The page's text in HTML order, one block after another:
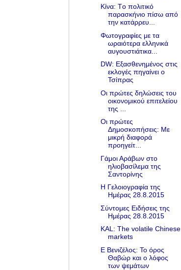
Κίνα: Tο πολιτικό
παρασκήνιο πίσω από
την κατάρρευ...
Φωτογραφίες με τα
ωραιότερα ελληνικά
αυγουστιάτικα...
DW: Εξασθενημένος στις
εκλογές πηγαίνει ο
Τσίπρας
Οι πρώτες δηλώσεις του
οικονομικού επιτελείου
της ...
Οι πρώτες
Δημοσκοπήσεις: Με
μικρή διαφορά
προηγείτ...
Γάμοι Αράβων στο
ηλιοβασίλεμα της
Σαντορίνης
Η Γελοιογραφία της
Ημέρας 28.8.2015
Σύντομες Ειδήσεις της
Ημέρας 28.8.2015
KAL: The volatile Chinese
markets
Ε Βενιζέλος: Το όρος
Θαβώρ και ο λόφος
των ψεμάτων